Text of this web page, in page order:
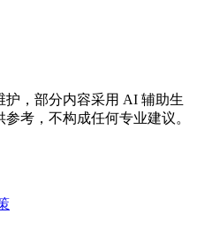
，部分内容采用 AI 辅助生
考，不构成任何专业建议。